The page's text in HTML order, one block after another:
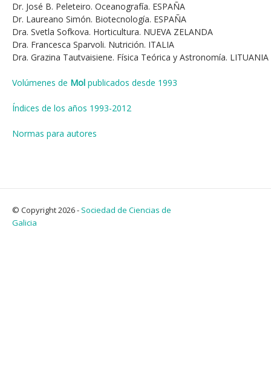
Dr. José B. Peleteiro. Oceanografía. ESPAÑA
Dr. Laureano Simón. Biotecnología. ESPAÑA
Dra. Svetla Sofkova. Horticultura. NUEVA ZELANDA
Dra. Francesca Sparvoli. Nutrición. ITALIA
Dra. Grazina Tautvaisiene. Física Teórica y Astronomía. LITUANIA
Volúmenes de Mol publicados desde 1993
Índices de los años 1993-2012
Normas para autores
© Copyright 2026 - Sociedad de Ciencias de
Galicia